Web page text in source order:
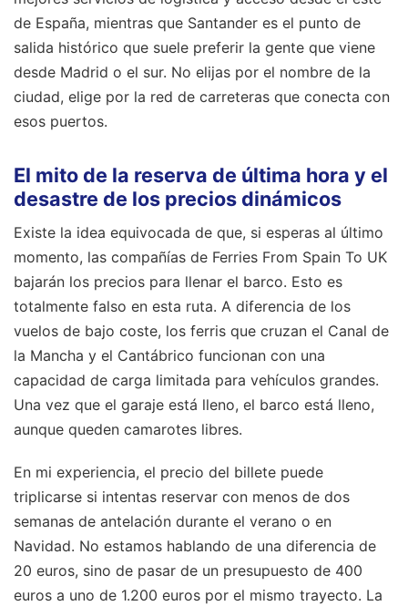
de España, mientras que Santander es el punto de
salida histórico que suele preferir la gente que viene
desde Madrid o el sur. No elijas por el nombre de la
ciudad, elige por la red de carreteras que conecta con
esos puertos.
El mito de la reserva de última hora y el
desastre de los precios dinámicos
Existe la idea equivocada de que, si esperas al último
momento, las compañías de Ferries From Spain To UK
bajarán los precios para llenar el barco. Esto es
totalmente falso en esta ruta. A diferencia de los
vuelos de bajo coste, los ferris que cruzan el Canal de
la Mancha y el Cantábrico funcionan con una
capacidad de carga limitada para vehículos grandes.
Una vez que el garaje está lleno, el barco está lleno,
aunque queden camarotes libres.
En mi experiencia, el precio del billete puede
triplicarse si intentas reservar con menos de dos
semanas de antelación durante el verano o en
Navidad. No estamos hablando de una diferencia de
20 euros, sino de pasar de un presupuesto de 400
euros a uno de 1.200 euros por el mismo trayecto. La